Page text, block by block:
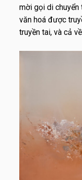
mời gọi di
văn hoá được
truyền tai, và cả